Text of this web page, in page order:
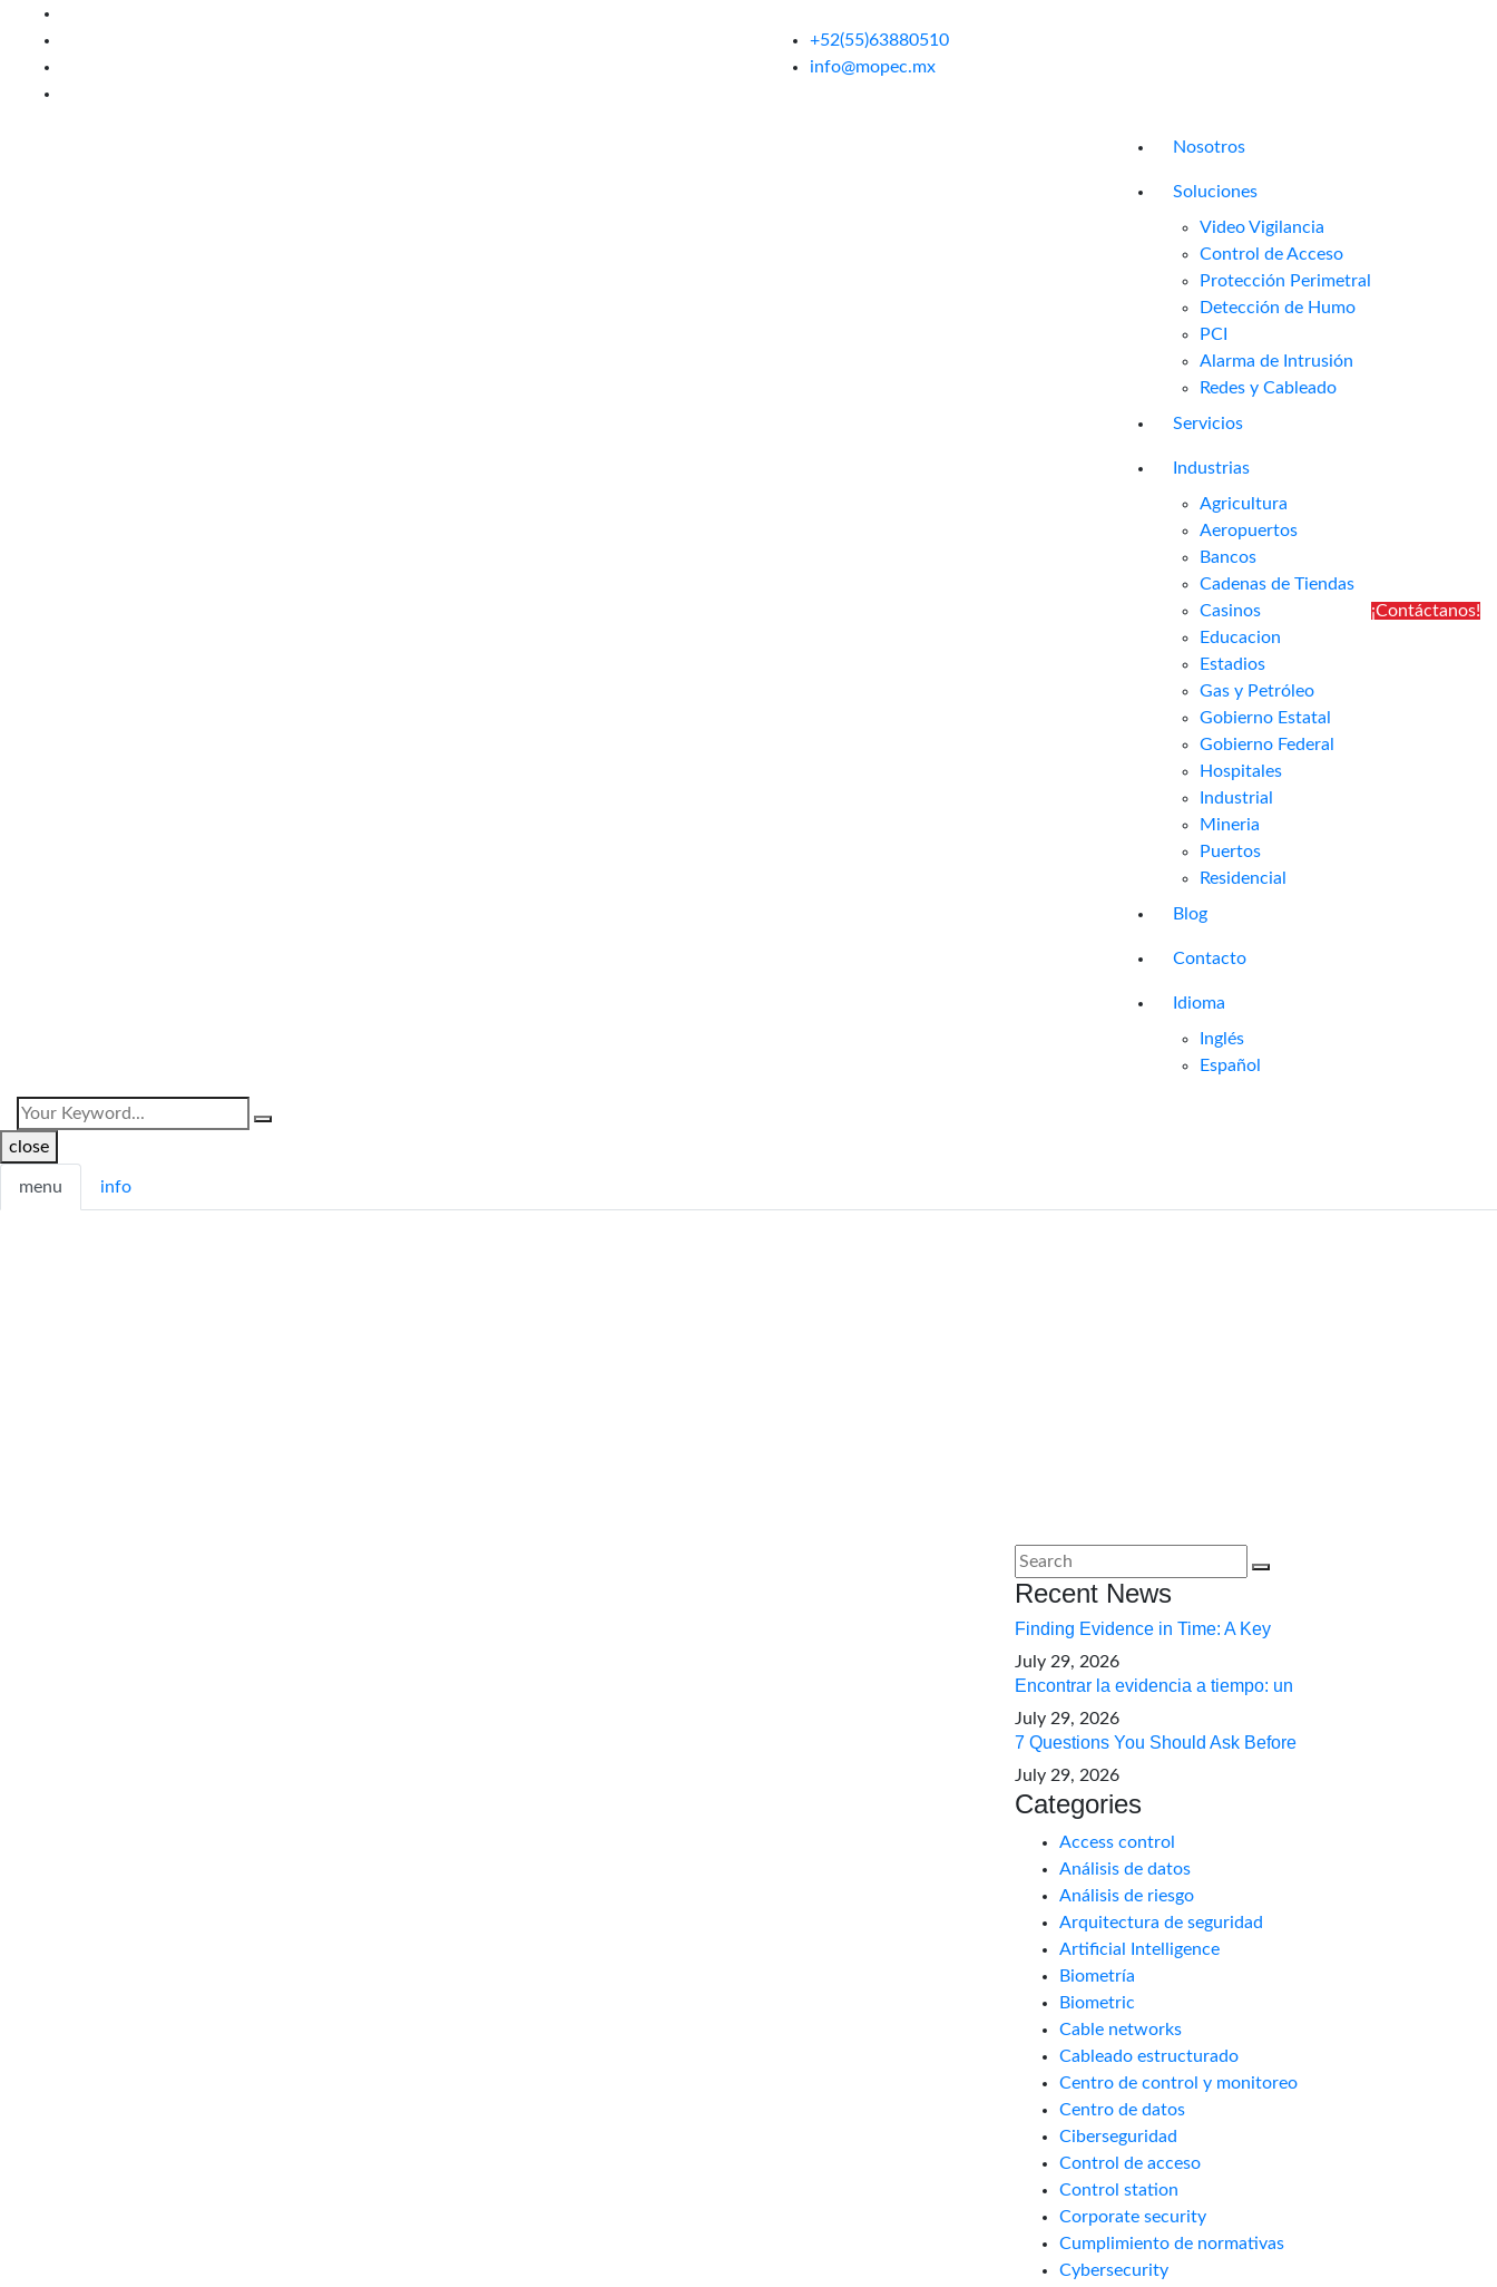
+52(55)63880510
info@mopec.mx
Nosotros
Soluciones
Video Vigilancia
Control de Acceso
Protección Perimetral
Detección de Humo
PCI
Alarma de Intrusión
Redes y Cableado
Servicios
Industrias
Agricultura
Aeropuertos
Bancos
Cadenas de Tiendas
Casinos
Educacion
Estadios
Gas y Petróleo
Gobierno Estatal
Gobierno Federal
Hospitales
Industrial
Mineria
Puertos
Residencial
Blog
Contacto
Idioma
Inglés
Español
¡Contáctanos!
close
menu info
Recent News
Finding Evidence in Time: A Key
July 29, 2026
Encontrar la evidencia a tiempo: un
July 29, 2026
7 Questions You Should Ask Before
July 29, 2026
Categories
Access control
Análisis de datos
Análisis de riesgo
Arquitectura de seguridad
Artificial Intelligence
Biometría
Biometric
Cable networks
Cableado estructurado
Centro de control y monitoreo
Centro de datos
Ciberseguridad
Control de acceso
Control station
Corporate security
Cumplimiento de normativas
Cybersecurity